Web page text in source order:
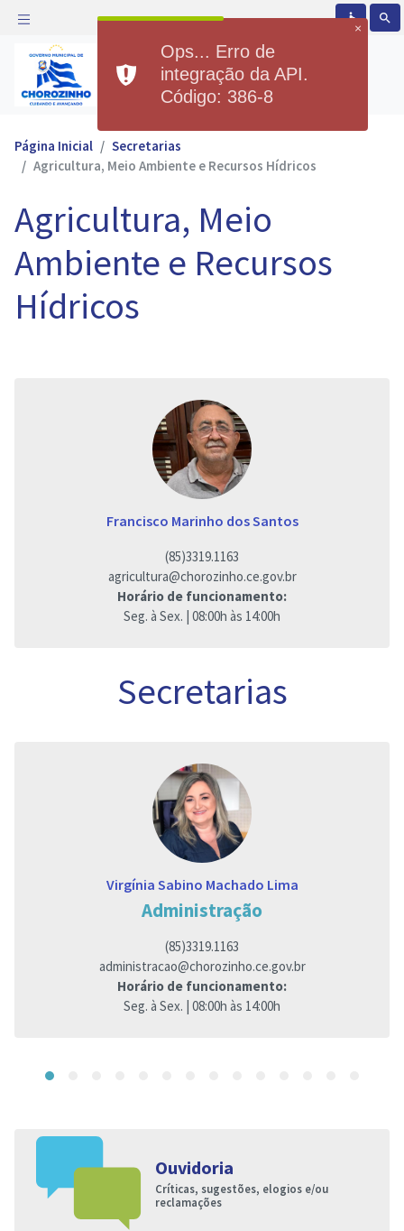
accessible search
Prefeitura Municipal de
Chorozinho
Página Inicial
Secretarias
Agricultura, Meio Ambiente e Recursos Hídricos
Agricultura, Meio
Ambiente e Recursos
Hídricos
Francisco Marinho dos Santos
(85)3319.1163
agricultura@chorozinho.ce.gov.br
Horário de funcionamento:
Seg. à Sex. | 08:00h às 14:00h
Secretarias
Virgínia Sabino Machado Lima
Administração
(85)3319.1163
administracao@chorozinho.ce.gov.br
Horário de funcionamento:
Seg. à Sex. | 08:00h às 14:00h
Ouvidoria
Críticas, sugestões, elogios e/ou
reclamações
×
Ops... Erro de
integração da API.
Código: 386-8